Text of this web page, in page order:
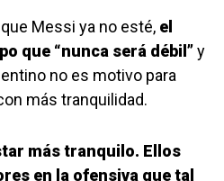
Messi ya no esté, el
que “nunca será débil”y
no es motivo para
más tranquilidad.
más tranquilo. Ellos
en la ofensiva que tal